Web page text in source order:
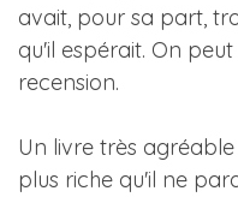
avait, pour sa part,
qu'il espérait. On
recension.
Un livre très
plus riche qu'il ne